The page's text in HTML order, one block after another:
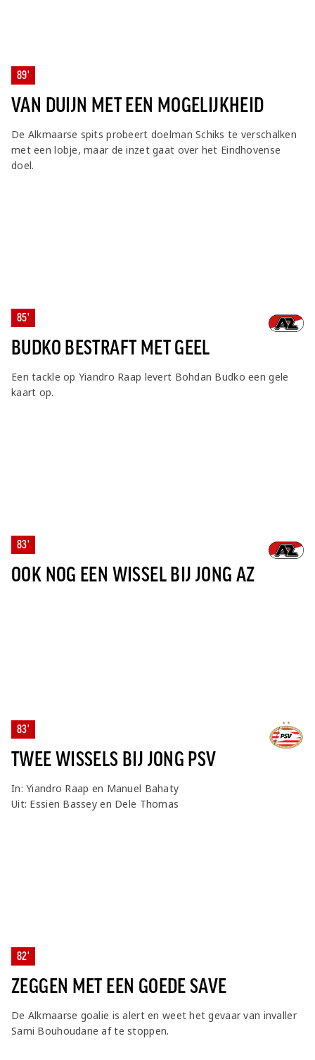
89'
VAN DUIJN MET EEN MOGELIJKHEID
De Alkmaarse spits probeert doelman Schiks te verschalken
met een lobje, maar de inzet gaat over het Eindhovense
doel.
85'
BUDKO BESTRAFT MET GEEL
Een tackle op Yiandro Raap levert Bohdan Budko een gele
kaart op.
83'
OOK NOG EEN WISSEL BIJ JONG AZ
83'
TWEE WISSELS BIJ JONG PSV
In: Yiandro Raap en Manuel Bahaty
Uit: Essien Bassey en Dele Thomas
82'
ZEGGEN MET EEN GOEDE SAVE
De Alkmaarse goalie is alert en weet het gevaar van invaller
Sami Bouhoudane af te stoppen.